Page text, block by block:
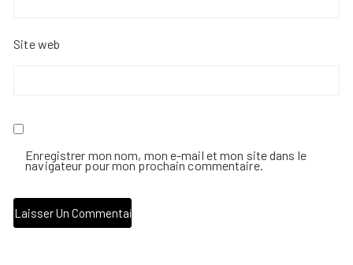
Site web
Enregistrer mon nom, mon e-mail et mon site dans le
navigateur pour mon prochain commentaire.